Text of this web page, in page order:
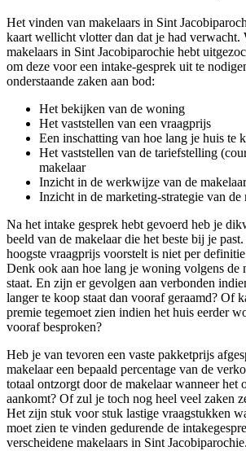
Het vinden van makelaars in Sint
kaart wellicht vlotter dan dat je had verwacht.
makelaars in Sint Jacobiparochie hebt
om deze voor een intake-gesprek uit te
onderstaande zaken aan bod:
Het bekijken van de woning
Het vaststellen van een vraagprijs
Een inschatting van hoe lang je huis te
Het vaststellen van de tariefstelling
makelaar
Inzicht in de werkwijze van de makelaar
Inzicht in de marketing-strategie van de
Na het intake gesprek hebt gevoerd heb je
beeld van de makelaar die het beste bij je
hoogste vraagprijs voorstelt is niet per definitie
Denk ook aan hoe lang je woning volgens de
staat. En zijn er gevolgen aan verbonden
langer te koop staat dan vooraf geraamd? Of
premie tegemoet zien indien het huis eerder
vooraf besproken?
Heb je van tevoren een vaste pakketprijs
makelaar een bepaald percentage van de
totaal ontzorgt door de makelaar wanneer het
aankomt? Of zul je toch nog heel veel zaken
Het zijn stuk voor stuk lastige vraagstukken
moet zien te vinden gedurende de
verscheidene makelaars in Sint Jacobiparochie.